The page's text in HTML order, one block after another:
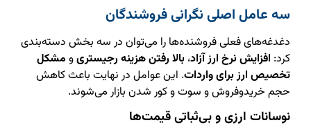
سه عامل اصلی نگرانی فروشندگان
دغدغه‌های فعلی فروشنده‌ها را می‌توان در سه بخش دسته‌بندی
کرد: افزایش نرخ ارز آزاد، بالا رفتن هزینه رجیستریو مشکل
تخصیص ارز برای واردات. این عوامل در نهایت باعث کاهش
حجم خریدوفروش و سوت و کور شدن بازار می‌شوند.
نوسانات ارزی و بی‌ثباتی قیمت‌ها